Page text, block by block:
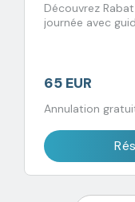
Découvrez
journée avec
65 EUR
Annulation